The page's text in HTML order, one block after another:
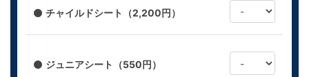
チャイルドシート（2,200円）
ジュニアシート（550円）